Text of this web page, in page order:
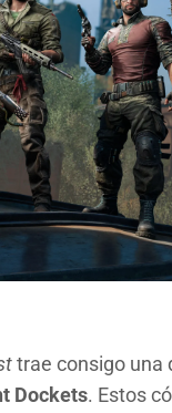
trae consigo una
Dockets. Estos